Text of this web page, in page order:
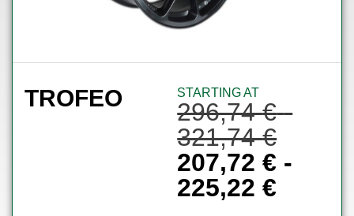
TROFEO STARTING AT
296,74€ -
321,74€
207,72€ -
225,22€